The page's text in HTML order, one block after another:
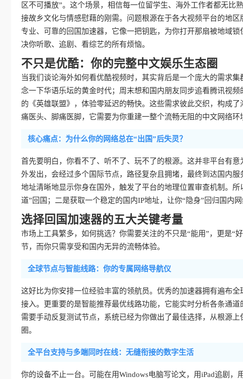
区不可播放”。这个场景，相信每一位留学生、海外工作者都无
接故乡文化与情感慰藉的刚需。问题根源在于各大视频平台的地
专业、可靠的回国加速器，它像一把钥匙，为你打开那扇被地域
决你听歌、追剧、看综艺的所有烦恼。
不只是优酷：你的完整中文娱乐生态圈
当我们谈论海外如何看优酷视频时，其实背后是一个庞大的需求
念一下华语乐坛的黄金时代；周末想和国内朋友同步追看腾讯视
的《英雄联盟》，体验零延迟的畅快。这些需求彼此交织，构成
痛医头、脚痛医脚，它需要为你重建一整个流畅无阻的中文网络环
核心痛点：为什么你的网络总在“出国”后失灵？
首先要明白，你看不了、听不了、玩不了的根源。这并非平台有
外发出，会经过多个国际节点，路径复杂且拥堵，最终到达国内
地址清晰地显示你身在国外，触发了平台的地理位置审查机制。
道”回国；二是获取一个稳定的国内IP地址，让你“隐身”回归国内网
选择回国加速器的五大关键考量
市场上工具繁多，如何挑选？你需要关注的不只是“能用”，更是“
节，而你只需享受和国内无异的流畅体验。
全球节点与智能线路：你的专属网络导航仪
这好比为你安排一位经验丰富的领航员。优秀的加速器拥有遍布
接入。更重要的是智能推荐最优线路功能，它能实时分析各条通
需要手动反复测试节点，系统已经为你做出了最佳选择，从根源
圈。
全平台支持与多端同时在线：无缝衔接的数字生活
你的设备不止一台。可能在用Windows电脑写论文，用iPad追剧